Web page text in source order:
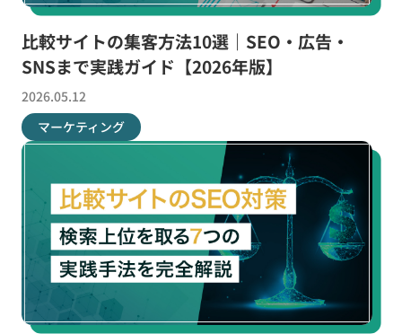
比較サイトの集客方法10選｜SEO・広告・
SNSまで実践ガイド【2026年版】
2026.05.12
マーケティング